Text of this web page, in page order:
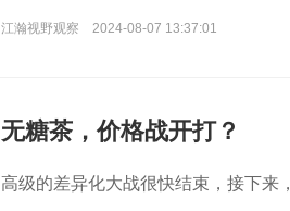
江瀚视野观察 2024-08-07 13:37:01
无糖茶，价格战开打？
高级的差异化大战很快结束，接下来